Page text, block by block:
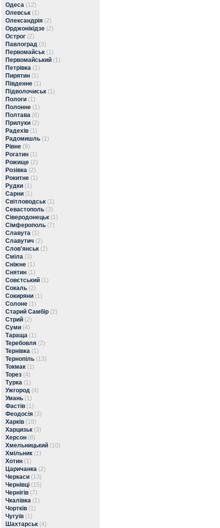
Одеса (12)
Олевськ (1)
Олександрія (2)
Орджонікідзе (2)
Острог (2)
Павлоград (3)
Первомайськ (1)
Первомайський (1)
Петрівка (1)
Пирятин (1)
Південне (1)
Підволочиськ (1)
Пологи (1)
Полонне (1)
Полтава (6)
Прилуки (2)
Радехів (1)
Радомишль (1)
Рівне (9)
Рогатин (1)
Рожище (2)
Розівка (2)
Рокитне (1)
Рудки (1)
Сарни (1)
Світловодськ (1)
Севастополь (3)
Сіверодонецьк (1)
Сімферополь (7)
Славута (1)
Славутич (2)
Слов'янськ (2)
Сміла (3)
Сніжне (1)
Снятин (1)
Совєтський (1)
Сокаль (2)
Сокиряни (1)
Солоне (1)
Старий Самбір (2)
Стрий (2)
Суми (4)
Тараща (1)
Теребовля (2)
Тернівка (1)
Тернопіль (13)
Токмак (1)
Торез (4)
Турка (1)
Ужгород (4)
Умань (1)
Фастів (1)
Феодосія (3)
Харків (18)
Харцизьк (3)
Херсон (8)
Хмельницький (10)
Хмільник (1)
Хотин (1)
Царичанка (2)
Черкаси (13)
Чернівці (15)
Чернігів (7)
Чкалівка (1)
Чортків (1)
Чугуїв (1)
Шахтарськ (4)